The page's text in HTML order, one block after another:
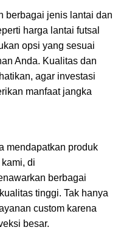
berbagai jenis lantai dan
harga lantai futsal
opsi yang sesuai
Anda. Kualitas dan
agar investasi
manfaat jangka
mendapatkan produk
di
berbagai
tinggi. Tak hanya
custom karena
besar.